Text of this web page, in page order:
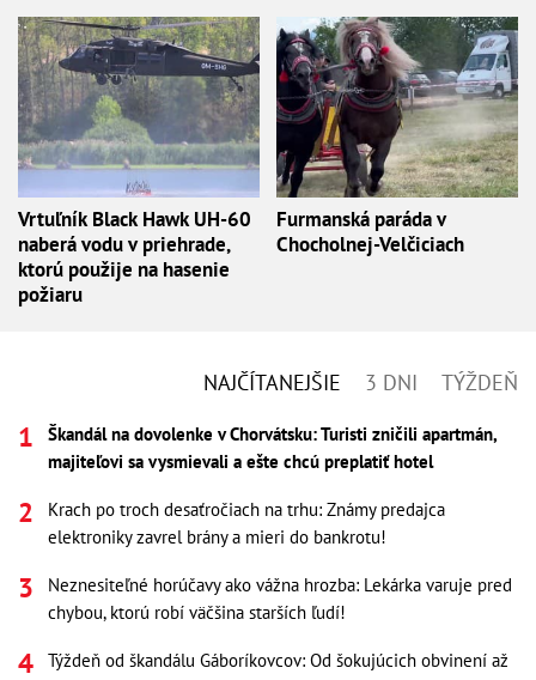
Vrtuľník Black Hawk UH-60
naberá vodu v priehrade,
ktorú použije na hasenie
požiaru
Furmanská paráda v
Chocholnej-Velčiciach
NAJČÍTANEJŠIE 3 DNI TÝŽDEŇ
Škandál na dovolenke v Chorvátsku: Turisti zničili apartmán,
majiteľovi sa vysmievali a ešte chcú preplatiť hotel
Krach po troch desaťročiach na trhu: Známy predajca
elektroniky zavrel brány a mieri do bankrotu!
Neznesiteľné horúčavy ako vážna hrozba: Lekárka varuje pred
chybou, ktorú robí väčšina starších ľudí!
Týždeň od škandálu Gáboríkovcov: Od šokujúcich obvinení až